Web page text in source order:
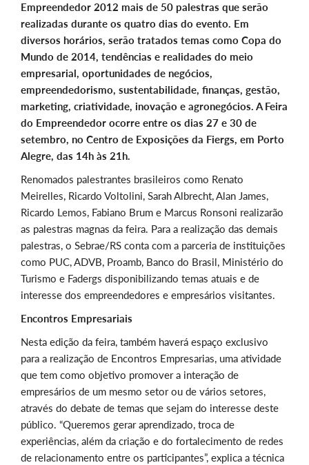
Empreendedor 2012 mais de 50 palestras que serão
realizadas durante os quatro dias do evento. Em
diversos horários, serão tratados temas como Copa do
Mundo de 2014, tendências e realidades do meio
empresarial, oportunidades de negócios,
empreendedorismo, sustentabilidade, finanças, gestão,
marketing, criatividade, inovação e agronegócios. A Feira
do Empreendedor ocorre entre os dias 27 e 30 de
setembro, no Centro de Exposições da Fiergs, em Porto
Alegre, das 14h às 21h.
Renomados palestrantes brasileiros como Renato
Meirelles, Ricardo Voltolini, Sarah Albrecht, Alan James,
Ricardo Lemos, Fabiano Brum e Marcus Ronsoni realizarão
as palestras magnas da feira. Para a realização das demais
palestras, o Sebrae/RS conta com a parceria de instituições
como PUC, ADVB, Proamb, Banco do Brasil, Ministério do
Turismo e Fadergs disponibilizando temas atuais e de
interesse dos empreendedores e empresários visitantes.
Encontros Empresariais
Nesta edição da feira, também haverá espaço exclusivo
para a realização de Encontros Empresarias, uma atividade
que tem como objetivo promover a interação de
empresários de um mesmo setor ou de vários setores,
através do debate de temas que sejam do interesse deste
público. “Queremos gerar aprendizado, troca de
experiências, além da criação e do fortalecimento de redes
de relacionamento entre os participantes”, explica a técnica